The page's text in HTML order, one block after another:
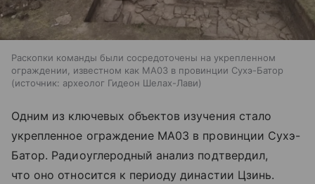
Раскопки команды были сосредоточены на укрепленном
ограждении, известном как MA03 в провинции Сухэ-Батор
источник: археолог Гидеон Шелах-Лави
Одним из ключевых объектов изучения стало
укрепленное ограждение MA03 в провинции Сухэ-
Батор. Радиоуглеродный анализ подтвердил,
что оно относится к периоду династии Цзинь.